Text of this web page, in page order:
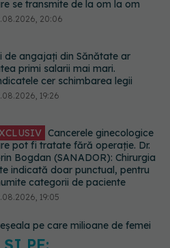
19:26
pot fi tratate fără operație. Dr.
Bogdan (SANADOR): Chirurgia
indicată doar punctual, pentru
categorii de paciente
pe care milioane de femei
când își cumpără sutien. Un
explică metoda corectă
18:08
cancer de col uterin nu mai ajung
Dr. Sorin Bogdan
ȘI PE: